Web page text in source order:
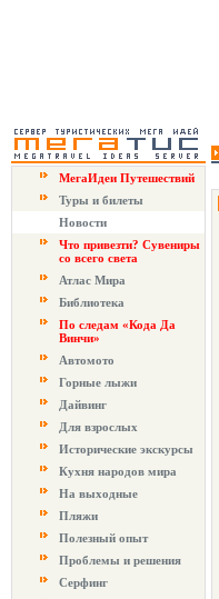
МегаИдеи Путешествий
Туры и билеты
Новости
Что привезти? Сувениры
со всего света
Атлас Мира
Библиотека
По следам «Кода Да
Винчи»
Автомото
Горные лыжи
Дайвинг
Для взрослых
Исторические экскурсы
Кухня народов мира
На выходные
Пляжи
Полезный опыт
Проблемы и решения
Серфинг